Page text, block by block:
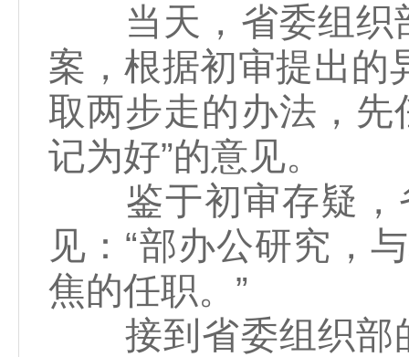
当天，省委组织
案，根据初审提出的
取两步走的办法，
记为好”的意见。
鉴于初审存疑，
见：“部办公研究，
焦的任职。”
接到省委组织部